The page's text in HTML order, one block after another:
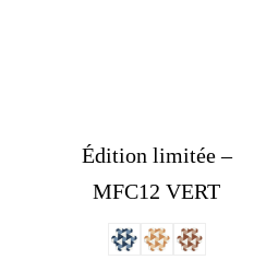
Édition limitée –
MFC12 VERT